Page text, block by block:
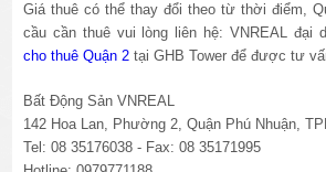
Giá thuê có thể thay đổi theo từ thời điểm,
cầu cần thuê vui lòng liên hệ: VNREAL đại
cho thuê Quận 2 tại GHB Tower để được tư
Bất Động Sản VNREAL
142 Hoa Lan, Phường 2, Quận Phú Nhuận,
Tel: 08 35176038 - Fax: 08 35171995